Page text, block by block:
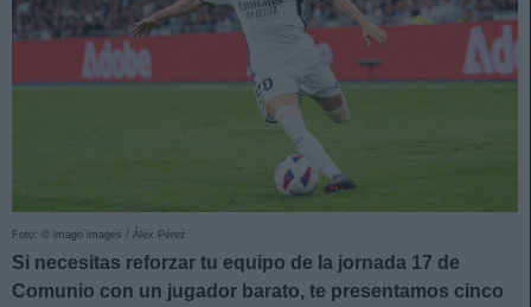
Foto: © imago images / Álex Pérez
Si necesitas reforzar tu equipo de la jornada 17 de
Comunio con un jugador barato, te presentamos cinco